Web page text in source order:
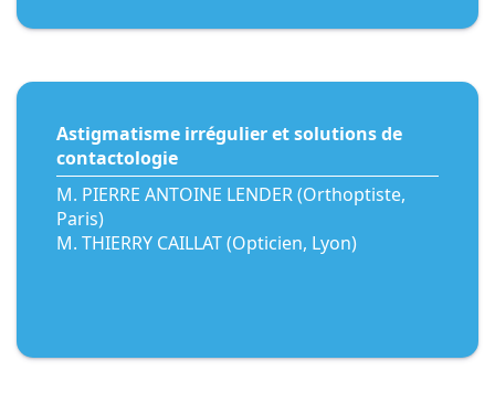
Astigmatisme irrégulier et solutions de
contactologie
M. PIERRE ANTOINE LENDER (Orthoptiste,
Paris)
M. THIERRY CAILLAT (Opticien, Lyon)